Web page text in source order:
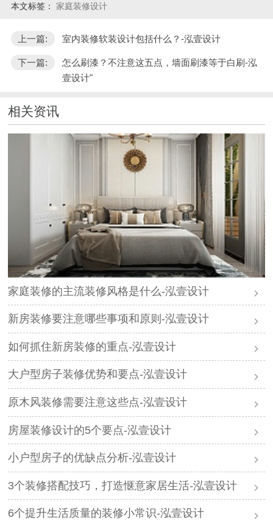
本文标签： 家庭装修设计
上一篇: 室内装修软装设计包括什么？-泓壹设计
下一篇:
怎么刷漆？不注意这五点，墙面刷漆等于白刷-泓
壹设计"
相关资讯
家庭装修的主流装修风格是什么-泓壹设计
新房装修要注意哪些事项和原则-泓壹设计
如何抓住新房装修的重点-泓壹设计
大户型房子装修优势和要点-泓壹设计
原木风装修需要注意这些点-泓壹设计
房屋装修设计的5个要点-泓壹设计
小户型房子的优缺点分析-泓壹设计
3个装修搭配技巧，打造惬意家居生活-泓壹设计
6个提升生活质量的装修小常识-泓壹设计​